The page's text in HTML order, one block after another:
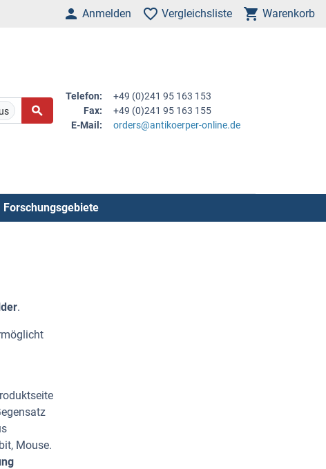
Anmelden Vergleichsliste Warenkorb
Telefon:
+49 (0)241 95 163 153
Fax:
+49 (0)241 95 163 155
E-Mail:
orders@antikoerper-online.de
Forschungsgebiete
.
Mouse.